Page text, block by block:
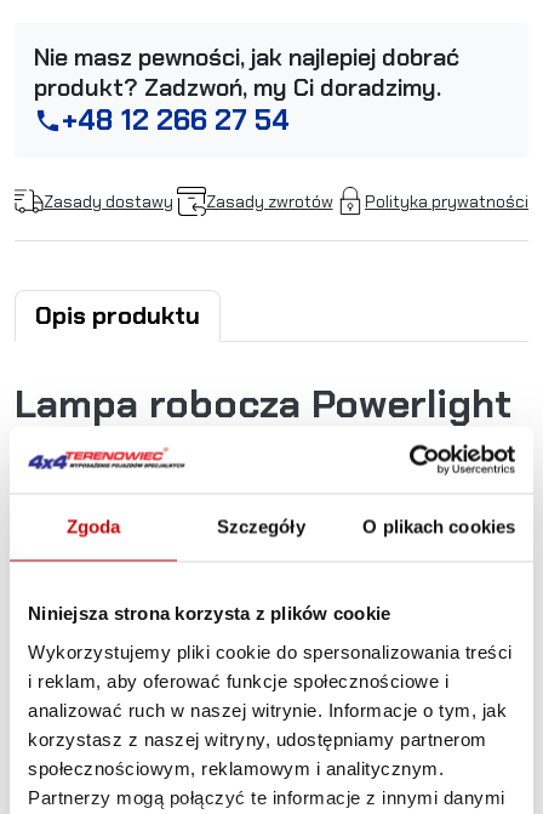
Zgoda Szczegóły O plikach cookies
Niniejsza strona korzysta z plików cookie
Wykorzystujemy pliki cookie do spersonalizowania treści
i reklam, aby oferować funkcje społecznościowe i
analizować ruch w naszej witrynie. Informacje o tym, jak
korzystasz z naszej witryny, udostępniamy partnerom
społecznościowym, reklamowym i analitycznym.
Partnerzy mogą połączyć te informacje z innymi danymi
Nie masz pewności, jak najlepiej dobrać
produkt? Zadzwoń, my Ci doradzimy.
phone+48 12 266 27 54
Zasady dostawy Zasady zwrotów Polityka prywatności
Opis produktu
Lampa robocza Powerlight
6x LED, 18W, 1800 lm, 9-
Podstawowe zalety lampy:
- Wodoodporna - klasa szczelności IP67
- Wstrząsoodporna
- Obudowa ze stopów aluminium
- Strumień światła 1800 Lumenów
- Moc 18 W